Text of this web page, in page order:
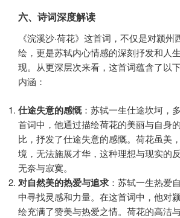
六、诗词深度解读
《浣溪沙·荷花》这首词，不仅是对颍
绘，更是苏轼内心情感的深刻抒发和人
现。从更深层次来看，这首词蕴含了以
内涵：
仕途失意的感慨：苏轼一生仕途坎坷，
首词中，他通过描绘荷花的美丽与自身
比，抒发了仕途失意的感慨。荷花虽美
境，无法施展才华，这种理想与现实的
无奈与寂寞。
对自然美的热爱与追求 ：苏轼一生热爱
中寻找灵感和力量。在这首词中，他对
绘充满了赞美与热爱之情。荷花的高洁